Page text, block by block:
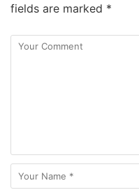
fields are marked *